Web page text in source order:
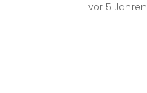
vor 5 Jahren